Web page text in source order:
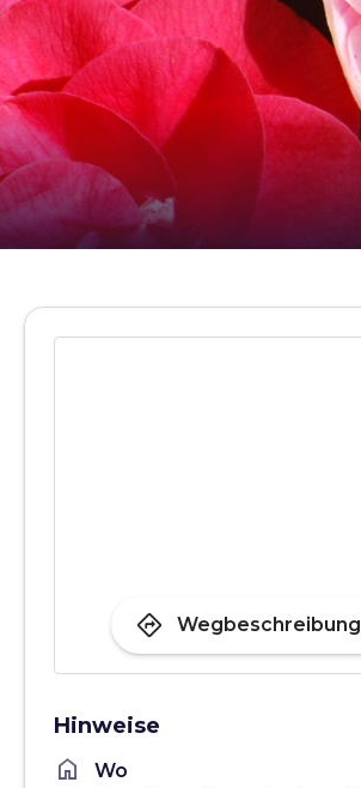
directions Wegbeschreibung
Hinweise
home Wo